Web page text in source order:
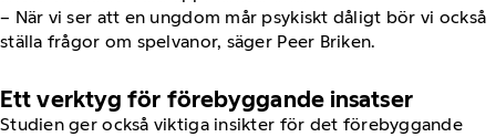
– När vi ser att en ungdom mår psykiskt dåligt bör vi också
ställa frågor om spelvanor, säger Peer Briken.
Ett verktyg för förebyggande insatser
Studien ger också viktiga insikter för det förebyggande